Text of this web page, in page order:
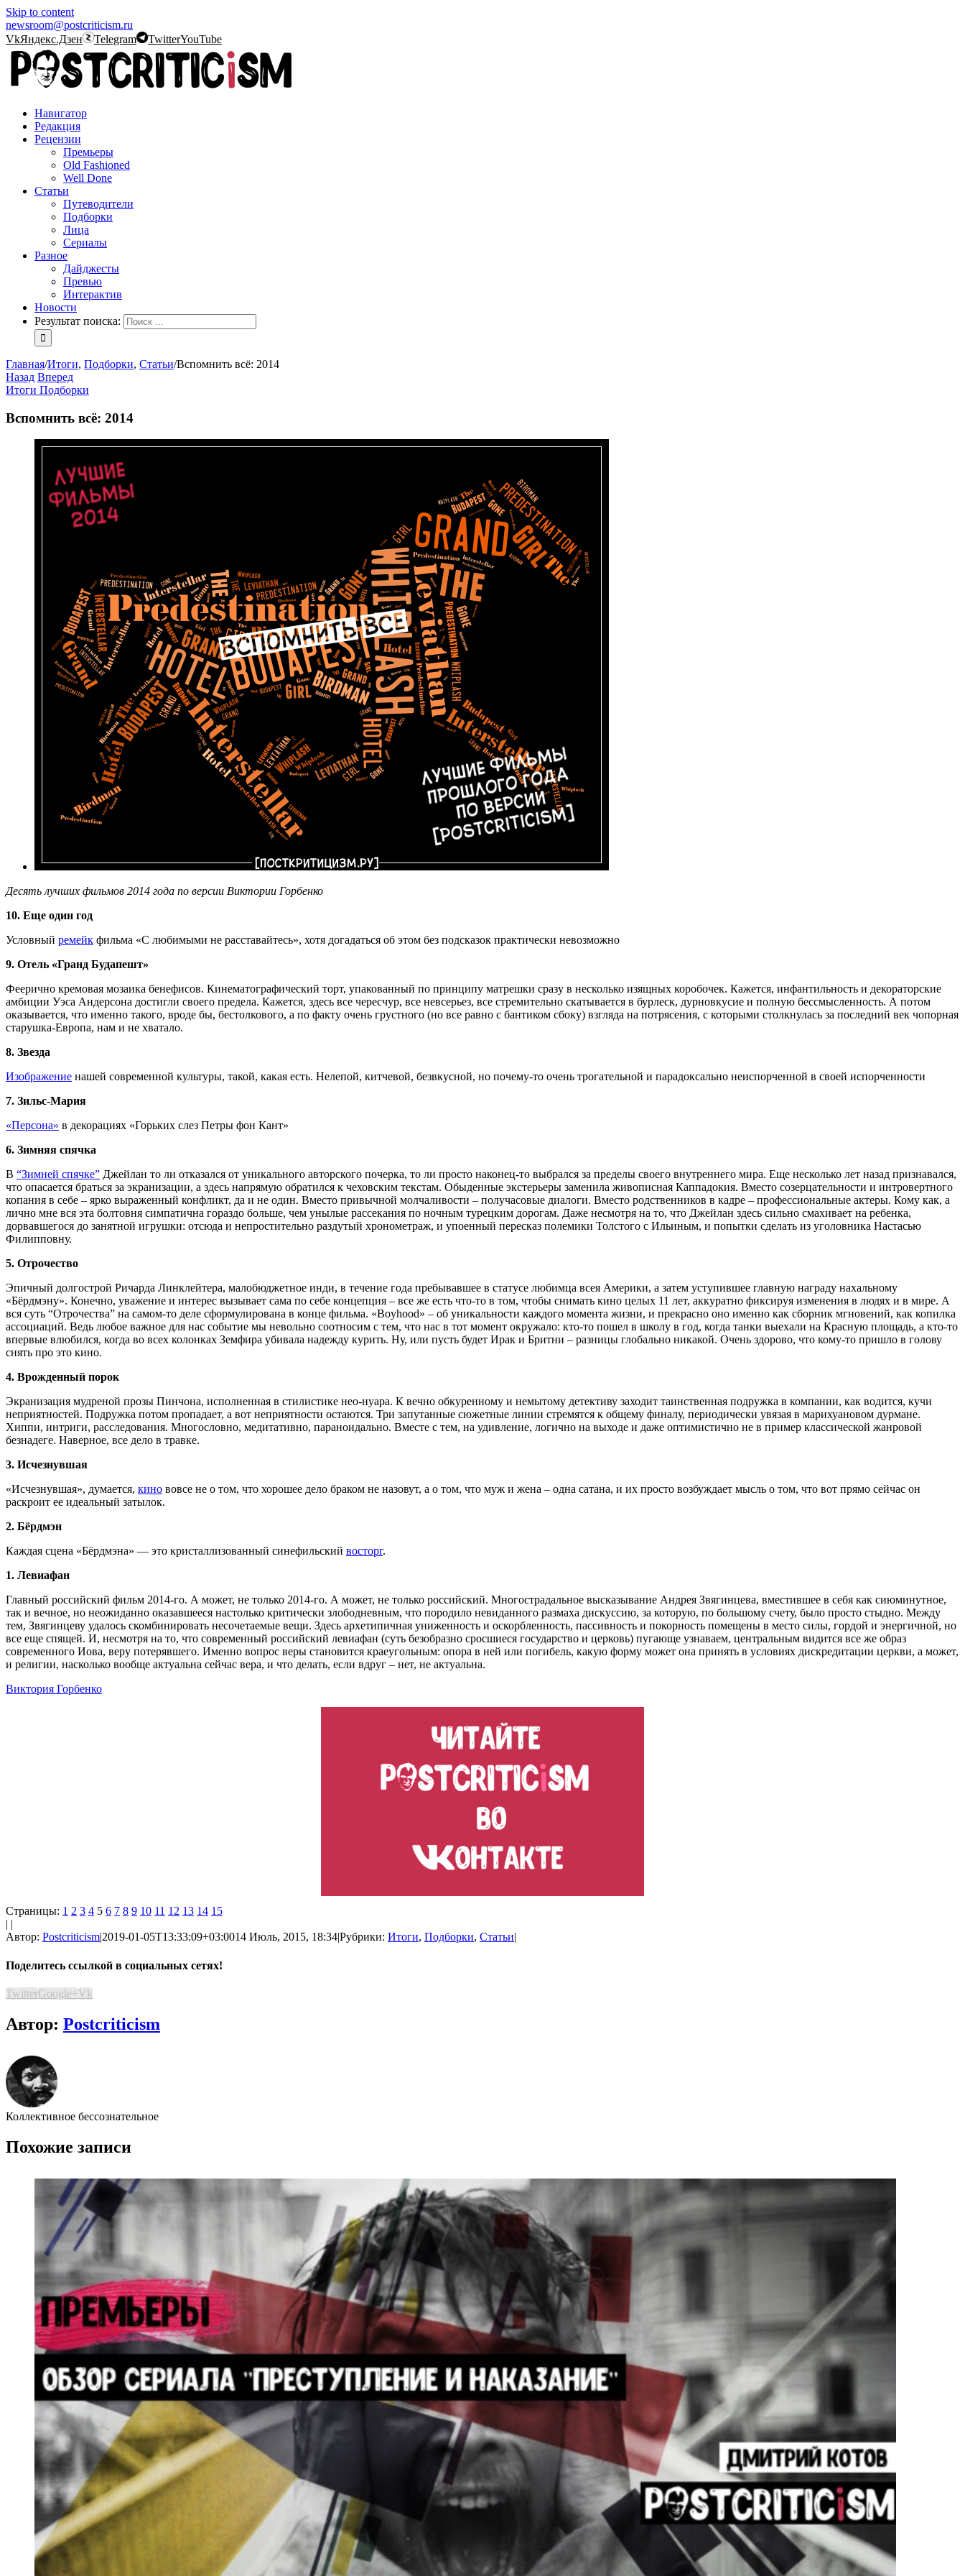
Skip to content
newsroom@postcriticism.ru
VkЯндекс.Дзен Telegram TwitterYouTube
Навигатор
Редакция
Рецензии
Премьеры
Old Fashioned
Well Done
Статьи
Путеводители
Подборки
Лица
Сериалы
Разное
Дайджесты
Превью
Интерактив
Новости
Результат поиска:
Главная/Итоги, Подборки, Статьи/Вспомнить всё: 2014
Назад Вперед
Итоги Подборки
Вспомнить всё: 2014
Десять лучших фильмов 2014 года по версии Виктории Горбенко
10. Еще один год
Условный ремейк фильма «С любимыми не расставайтесь», хотя догадаться об этом без подсказок практически невозможно
9. Отель «Гранд Будапешт»
Феерично кремовая мозаика бенефисов. Кинематографический торт, упакованный по принципу матрешки сразу в несколько изящных коробочек. Кажется, инфантильность и декораторские
амбиции Уэса Андерсона достигли своего предела. Кажется, здесь все чересчур, все невсерьез, все стремительно скатывается в бурлеск, дурновкусие и полную бессмысленность. А потом
оказывается, что именно такого, вроде бы, бестолкового, а по факту очень грустного (но все равно с бантиком сбоку) взгляда на потрясения, с которыми столкнулась за последний век чопорная
старушка-Европа, нам и не хватало.
8. Звезда
Изображение нашей современной культуры, такой, какая есть. Нелепой, китчевой, безвкусной, но почему-то очень трогательной и парадоксально неиспорченной в своей испорченности
7. Зильс-Мария
«Персона» в декорациях «Горьких слез Петры фон Кант»
6. Зимняя спячка
В “Зимней спячке” Джейлан то ли отказался от уникального авторского почерка, то ли просто наконец-то выбрался за пределы своего внутреннего мира. Еще несколько лет назад признавался,
что опасается браться за экранизации, а здесь напрямую обратился к чеховским текстам. Обыденные экстерьеры заменила живописная Каппадокия. Вместо созерцательности и интровертного
копания в себе – ярко выраженный конфликт, да и не один. Вместо привычной молчаливости – получасовые диалоги. Вместо родственников в кадре – профессиональные актеры. Кому как, а
лично мне вся эта болтовня симпатична гораздо больше, чем унылые рассекания по ночным турецким дорогам. Даже несмотря на то, что Джейлан здесь сильно смахивает на ребенка,
дорвавшегося до занятной игрушки: отсюда и непростительно раздутый хронометраж, и упоенный пересказ полемики Толстого с Ильиным, и попытки сделать из уголовника Настасью
Филипповну.
5. Отрочество
Эпичный долгострой Ричарда Линклейтера, малобюджетное инди, в течение года пребывавшее в статусе любимца всея Америки, а затем уступившее главную награду нахальному
«Бёрдмэну». Конечно, уважение и интерес вызывает сама по себе концепция – все же есть что-то в том, чтобы снимать кино целых 11 лет, аккуратно фиксируя изменения в людях и в мире. А
вся суть “Отрочества” на самом-то деле сформулирована в конце фильма. «Boyhood» – об уникальности каждого момента жизни, и прекрасно оно именно как сборник мгновений, как копилка
ассоциаций. Ведь любое важное для нас событие мы невольно соотносим с тем, что нас в тот момент окружало: кто-то пошел в школу в год, когда танки выехали на Красную площадь, а кто-то
впервые влюбился, когда во всех колонках Земфира убивала надежду курить. Ну, или пусть будет Ирак и Бритни – разницы глобально никакой. Очень здорово, что кому-то пришло в голову
снять про это кино.
4. Врожденный порок
Экранизация мудреной прозы Пинчона, исполненная в стилистике нео-нуара. К вечно обкуренному и немытому детективу заходит таинственная подружка в компании, как водится, кучи
неприятностей. Подружка потом пропадает, а вот неприятности остаются. Три запутанные сюжетные линии стремятся к общему финалу, периодически увязая в марихуановом дурмане.
Хиппи, интриги, расследования. Многословно, медитативно, параноидально. Вместе с тем, на удивление, логично на выходе и даже оптимистично не в пример классической жанровой
безнадеге. Наверное, все дело в травке.
3. Исчезнувшая
«Исчезнувшая», думается, кино вовсе не о том, что хорошее дело браком не назовут, а о том, что муж и жена – одна сатана, и их просто возбуждает мысль о том, что вот прямо сейчас он
раскроит ее идеальный затылок.
2. Бёрдмэн
Каждая сцена «Бёрдмэна» — это кристаллизованный синефильский восторг.
1. Левиафан
Главный российский фильм 2014-го. А может, не только 2014-го. А может, не только российский. Многострадальное высказывание Андрея Звягинцева, вместившее в себя как сиюминутное,
так и вечное, но неожиданно оказавшееся настолько критически злободневным, что породило невиданного размаха дискуссию, за которую, по большому счету, было просто стыдно. Между
тем, Звягинцеву удалось скомбинировать несочетаемые вещи. Здесь архетипичная униженность и оскорбленность, пассивность и покорность помещены в место силы, гордой и энергичной, но
все еще спящей. И, несмотря на то, что современный российский левиафан (суть безобразно сросшиеся государство и церковь) пугающе узнаваем, центральным видится все же образ
современного Иова, веру потерявшего. Именно вопрос веры становится краеугольным: опора в ней или погибель, какую форму может она принять в условиях дискредитации церкви, а может,
и религии, насколько вообще актуальна сейчас вера, и что делать, если вдруг – нет, не актуальна.
Виктория Горбенко
Страницы: 1 2 3 4 5 6 7 8 9 10 11 12 13 14 15
| |
Автор: Postcriticism|2019-01-05T13:33:09+03:0014 Июль, 2015, 18:34|Рубрики: Итоги, Подборки, Статьи|
Поделитесь ссылкой в социальных сетях!
TwitterGoogle+Vk
Автор: Postcriticism
Коллективное бессознательное
Похожие записи